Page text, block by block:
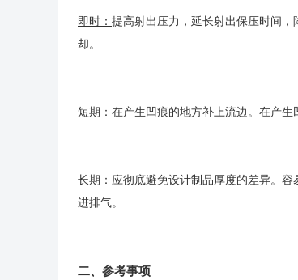
即时： 提高射出压力，延长射出保压时间
却。
短期： 在产生凹痕的地方补上流边。在产生
长期： 应彻底避免设计制品厚度的差异。
进排气。
二、参考事项